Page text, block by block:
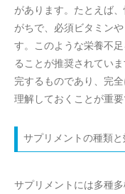
があります。たとえば
がちで、必須ビタミン
す。このような栄養不
ることが推奨されてい
完するものであり、完
理解しておくことが重要
サプリメントの種類と
サプリメントには多種